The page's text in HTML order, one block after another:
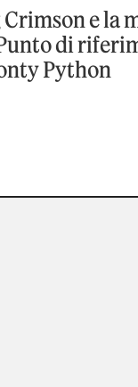
e la
di
Python